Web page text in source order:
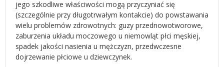
jego szkodliwe właściwości mogą przyczyniać się
(szczególnie przy długotrwałym kontakcie) do powstawania
wielu problemów zdrowotnych: guzy przednowotworowe,
zaburzenia układu moczowego u niemowląt płci męskiej,
spadek jakości nasienia u mężczyzn, przedwczesne
dojrzewanie płciowe u dziewczynek.